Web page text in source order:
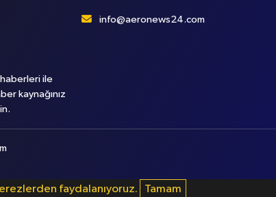
haberleri ile
kaynağınız
info@aeronews24.com
faydalanıyoruz. Tamam